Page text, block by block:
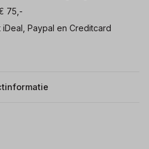
75,-
Paypal en Creditcard